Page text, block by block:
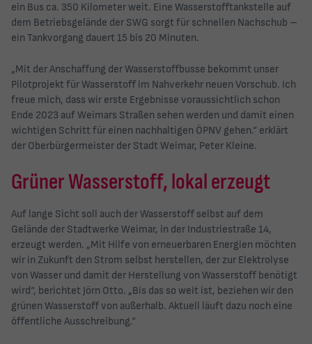
ein Bus ca. 350 Kilometer weit. Eine Wasserstofftankstelle auf
dem Betriebsgelände der SWG sorgt für schnellen Nachschub –
ein Tankvorgang dauert 15 bis 20 Minuten.
„Mit der Anschaffung der Wasserstoffbusse bekommt unser
Pilotprojekt für Wasserstoff im Nahverkehr neuen Vorschub. Ich
freue mich, dass wir erste Ergebnisse voraussichtlich schon
Ende 2023 auf Weimars Straßen sehen werden und damit einen
wichtigen Schritt für einen nachhaltigen ÖPNV gehen.“ erklärt
der Oberbürgermeister der Stadt Weimar, Peter Kleine.
Grüner Wasserstoff, lokal erzeugt
Auf lange Sicht soll auch der Wasserstoff selbst auf dem
Gelände der Stadtwerke Weimar, in der Industriestraße 14,
erzeugt werden. „Mit Hilfe von erneuerbaren Energien möchten
wir in Zukunft den Strom selbst herstellen, der zur Elektrolyse
von Wasser und damit der Herstellung von Wasserstoff benötigt
wird“, berichtet Jörn Otto. „Bis das so weit ist, beziehen wir den
grünen Wasserstoff von außerhalb. Aktuell läuft dazu noch eine
öffentliche Ausschreibung.“